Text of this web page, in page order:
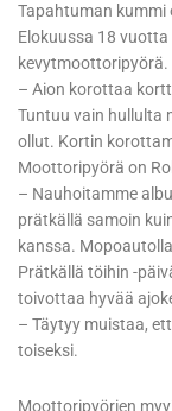
Tapahtuman kummi
Elokuussa 18
kevytmoottoripyörä.
– Aion korottaa
Tuntuu vain hullulta
ollut. Kortin
Moottoripyörä on
– Nauhoitamme
prätkällä samoin
kanssa.
Prätkällä töihin -
toivottaa hyvää
– Täytyy muistaa,
toiseksi.
Moottoripyörien